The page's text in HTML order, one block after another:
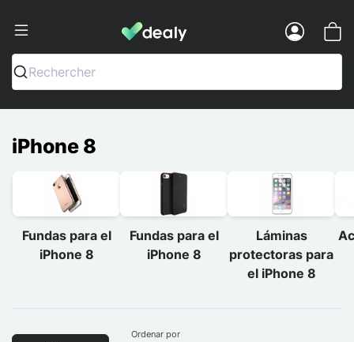
Dealy - Fundas y accesorios para
Rechercher
iPhone 8
Fundas para el
iPhone 8
Fundas para el
iPhone 8
Láminas
protectoras para
el iPhone 8
Ordenar por